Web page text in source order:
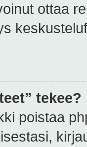
ottaa
tekee?
poistaa